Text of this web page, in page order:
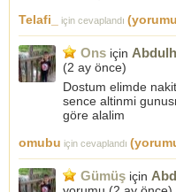
Telafi_
için cevaplandı
Ons için
(2 ay önce)
Dostum elimde
sence altinmi
göre alalim
omubu için cevaplandı
Gümüş için